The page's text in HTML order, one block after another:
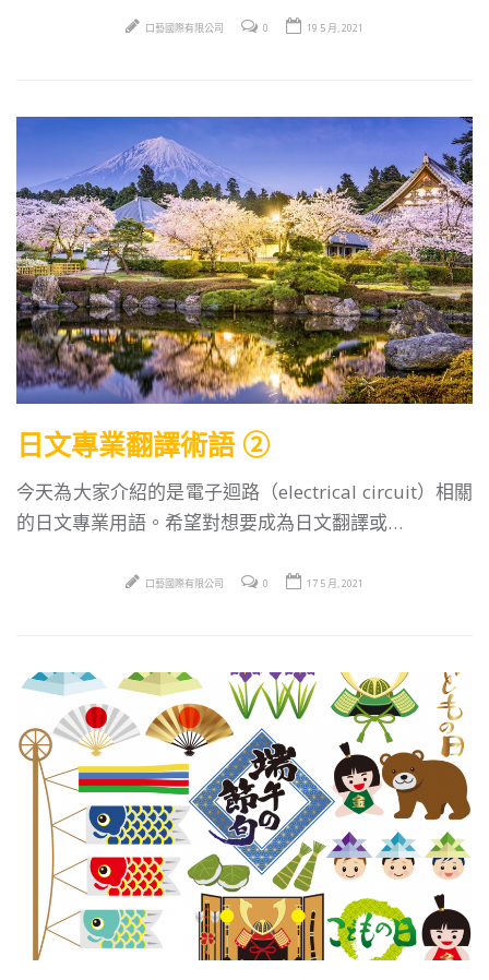
口藝國際有限公司 0 19 5 月, 2021
日文專業翻譯術語 ②
今天為大家介紹的是電子迴路（electrical circuit）相關
的日文專業用語。希望對想要成為日文翻譯或…
口藝國際有限公司 0 17 5 月, 2021